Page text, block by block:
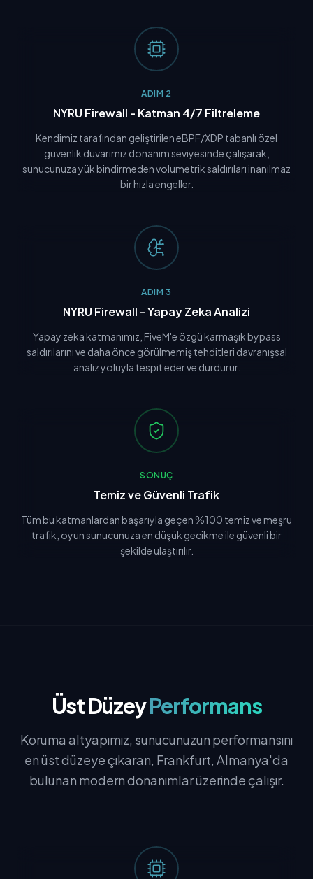
ADIM 2
NYRU Firewall - Katman 4/7 Filtreleme
Kendimiz tarafından geliştirilen eBPF/XDP tabanlı özel
güvenlik duvarımız donanım seviyesinde çalışarak,
sunucunuza yük bindirmeden volumetrik saldırıları inanılmaz
bir hızla engeller.
ADIM 3
NYRU Firewall - Yapay Zeka Analizi
Yapay zeka katmanımız, FiveM'e özgü karmaşık bypass
saldırılarını ve daha önce görülmemiş tehditleri davranışsal
analiz yoluyla tespit eder ve durdurur.
SONUÇ
Temiz ve Güvenli Trafik
Tüm bu katmanlardan başarıyla geçen %100 temiz ve meşru
trafik, oyun sunucunuza en düşük gecikme ile güvenli bir
şekilde ulaştırılır.
Üst DüzeyPerformans
Koruma altyapımız, sunucunuzun performansını
en üst düzeye çıkaran, Frankfurt, Almanya'da
bulunan modern donanımlar üzerinde çalışır.